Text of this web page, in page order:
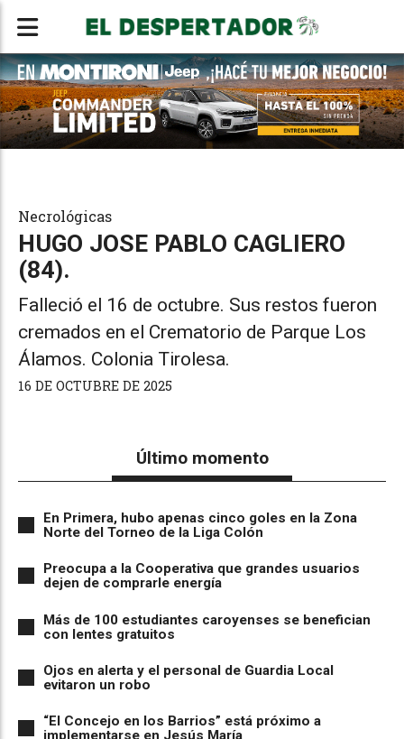
HUGO JOSE PABLO CAGLIERO
(84).
Falleció el 16 de octubre. Sus restos fueron
cremados en el Crematorio de Parque Los
Álamos. Colonia Tirolesa.
Necrológicas
16 DE OCTUBRE DE 2025
Último momento
En Primera, hubo apenas cinco goles en la Zona
Norte del Torneo de la Liga Colón
Preocupa a la Cooperativa que grandes usuarios
dejen de comprarle energía
Más de 100 estudiantes caroyenses se benefician
con lentes gratuitos
Ojos en alerta y el personal de Guardia Local
evitaron un robo
“El Concejo en los Barrios” está próximo a
implementarse en Jesús María